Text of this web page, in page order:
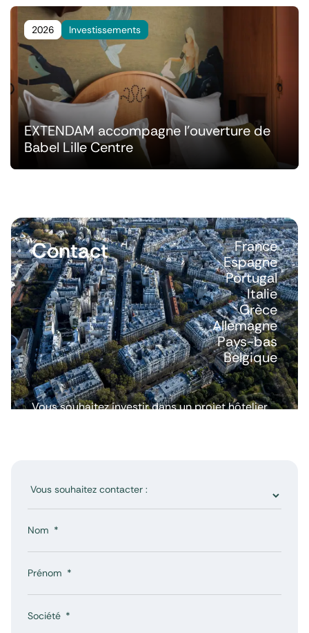
2026 Investissements
EXTENDAM accompagne l'ouverture de
Babel Lille Centre
Contact
France
Espagne
Portugal
Italie
Grèce
Allemagne
Pays-bas
Belgique
Vous souhaitez investir dans un projet hôtelier
Nom
Prénom
Société